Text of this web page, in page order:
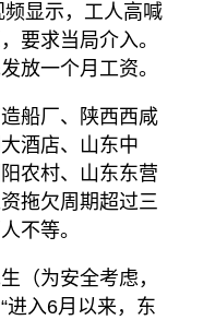
显示，工人高喊
要求当局介入。
放一个月工资。
船厂、陕西西咸
酒店、山东中
农村、山东东营
拖欠周期超过三
不等。
（为安全考虑，
进入6月以来，东